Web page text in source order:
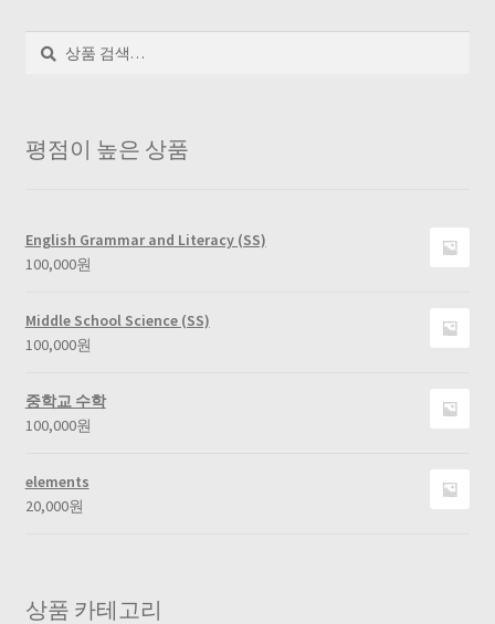
평점이 높은 상품
English Grammar and Literacy (SS)
100,000원
Middle School Science (SS)
100,000원
중학교 수학
100,000원
elements
20,000원
상품 카테고리